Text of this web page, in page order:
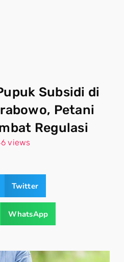
Subsidi di
Petani
Regulasi
views
Twitter
WhatsApp